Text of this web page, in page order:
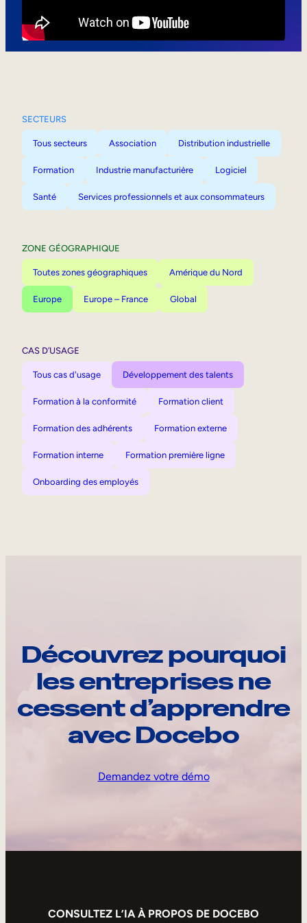
SECTEURS
Tous secteurs Association Distribution industrielle
Formation Industrie manufacturière Logiciel
Santé Services professionnels et aux consommateurs
ZONE GÉOGRAPHIQUE
Toutes zones géographiques Amérique du Nord
Europe Europe – France Global
CAS D’USAGE
Tous cas d'usage Développement des talents
Formation à la conformité Formation client
Formation des adhérents Formation externe
Formation interne Formation première ligne
Onboarding des employés
Découvrez pourquoi
les entreprises ne
cessent d’apprendre
avec Docebo
Demandez votre démo
CONSULTEZ L’IA À PROPOS DE DOCEBO